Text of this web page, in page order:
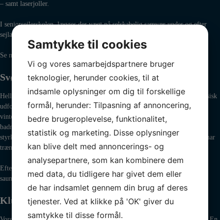
– samt laserjoller.
I seniorsejlerskolen lægges der vægt på selskabelig samvær under og efter
sejladserne og på de mange dag- weekend- og ferieture.
Se mere under Voksne.
Svømning, badminton, m.v.
Hellerup Sejlklubs medlemmer har mange aktiviteter når der er tale om fysisk
udfoldelse. En aften om ugen er der svømning i Kildeskovshallen i
vinterhalvåret. Individuelt kan medlemmer af Hellerup Sejlklub spille
badminton, og volleyball i den opvarmede hal. Det er også muligt at
styrketræne i vores vægttræningsrum, der udover almindelig vægttræning har
træningsmaskiner til et totalt sekvensprogram.
Efter sportsudfoldelserne på vandet eller på land, er der mulighed for bad,
sauna, og omklædning.
Klubrestaurant
Samtykke til cookies
Vi og vores samarbejdspartnere bruger
teknologier, herunder cookies, til at
indsamle oplysninger om dig til forskellige
formål, herunder: Tilpasning af annoncering,
bedre brugeroplevelse, funktionalitet,
statistik og marketing. Disse oplysninger
kan blive delt med annoncerings- og
analysepartnere, som kan kombinere dem
med data, du tidligere har givet dem eller
de har indsamlet gennem din brug af deres
tjenester. Ved at klikke på 'OK' giver du
samtykke til disse formål.